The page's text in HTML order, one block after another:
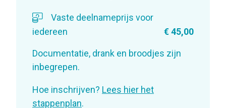
Vaste deelnameprijs voor
iedereen
€ 45,00
Documentatie, drank en broodjes zijn
inbegrepen.
Hoe inschrijven? Lees hier het
stappenplan.